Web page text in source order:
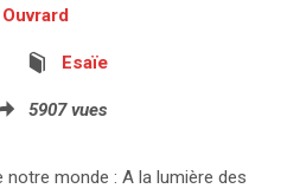
Esaïe
5907 vues
monde : A la lumière des